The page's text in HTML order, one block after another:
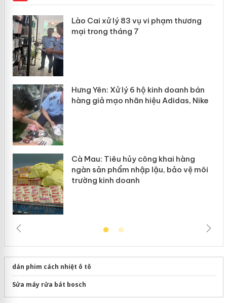
Lào Cai xử lý 83 vụ vi phạm thương
mại trong tháng 7
Hưng Yên: Xử lý 6 hộ kinh doanh bán
hàng giả mạo nhãn hiệu Adidas, Nike
Cà Mau: Tiêu hủy công khai hàng
ngàn sản phẩm nhập lậu, bảo vệ môi
trường kinh doanh
dán phim cách nhiệt ô tô
Sửa máy rửa bát bosch